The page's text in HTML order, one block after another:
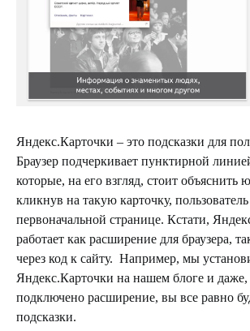
Яндекс.Карточки – это подсказки для
Браузер подчеркивает пунктирной
которые, на его взгляд, стоит объяснить
кликнув на такую карточку, пользователь
первоначальной странице. Кстати,
работает как расширение для браузера,
через код к сайту. Например, мы
Яндекс.Карточки на нашем блоге и даже,
подключено расширение, вы все равно
подсказки.